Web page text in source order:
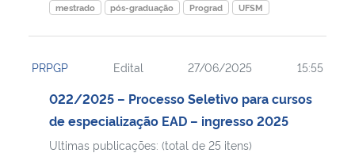
mestrado
pós-graduação Prograd UFSM
PRPGP Edital 27/06/2025 15:55
022/2025 – Processo Seletivo para cursos
de especialização EAD – ingresso 2025
Ultimas publicações: (total de 25 itens)